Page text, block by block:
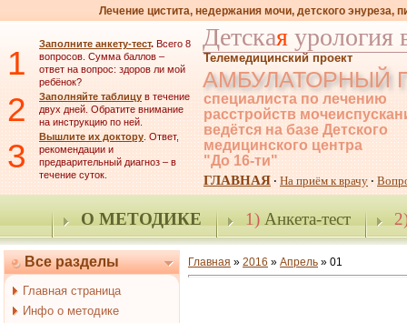
Лечение цистита, недержания мочи, детского энуреза,
1 Заполните анкету-тест. Всего 8
вопросов. Сумма баллов –
ответ на вопрос: здоров ли мой
ребёнок?
2 Заполняйте таблицу в течение
двух дней. Обратите внимание
на инструкцию по ней.
3 Вышлите их доктору. Ответ,
рекомендации и
предварительный диагноз – в
течение суток.
Детская урология
Телемедицинский проект
АМБУЛАТОРНЫЙ
специалиста по лечению
расстройств
ведётся на базе Детского
медицинского центра
"До 16-ти"
ГЛАВНАЯ · На приём к врачу ·
О МЕТОДИКЕ 1)Анкета-тест
Все разделы
Главная страница
Инфо о методике
Главная » 2016 » Апрель » 01